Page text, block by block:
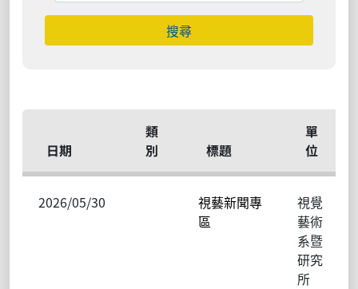
搜尋
日期
類
別
標題
單
位
2026/05/30
視藝新聞專
區
視覺
藝術
系暨
研究
所